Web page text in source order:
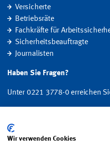
Versicherte
Betriebsräte
Fachkräfte für
Sicherheitsbeauftragte
Journalisten
Haben Sie Fragen?
Unter 0221 3778-0 erreichen
Entschädigung, Prävention sowie
Wir verwenden Cookies